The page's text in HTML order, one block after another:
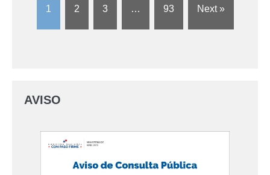
1 2 3 … 93 Next »
AVISO